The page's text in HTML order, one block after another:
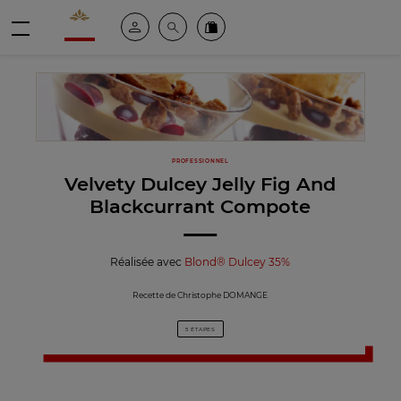
Valrhona - Imaginons le meilleur du chocolat
Espace clientRechercheCommandez en ligne
PROFESSIONNEL
Velvety Dulcey Jelly Fig And
Blackcurrant Compote
Réalisée avec Blond® Dulcey 35%
Recette de Christophe DOMANGE
5 ÉTAPES